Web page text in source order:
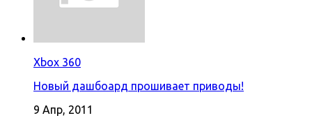
Xbox 360
Новый дашбоард прошивает приводы!
9 Апр, 2011